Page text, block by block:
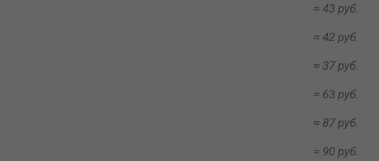
≈ 43 руб.
≈ 42 руб.
≈ 37 руб.
≈ 63 руб.
≈ 87 руб.
≈ 90 руб.